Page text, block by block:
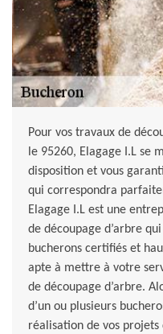
Pour vos travaux de
le 95260, Elagage I.L se
disposition et vous
qui correspondra
Elagage I.L est une
de découpage d’arbre
bucherons certifiés et
apte à mettre à votre
de découpage d’arbre.
d’un ou plusieurs
réalisation de vos projets